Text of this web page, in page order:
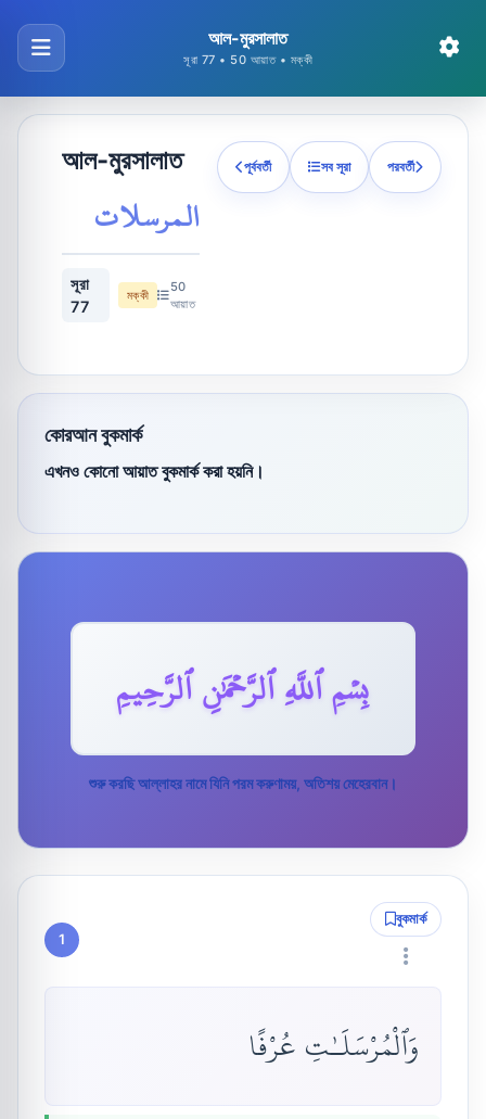
আল-মুরসালাত
সূরা 77 • 50 আয়াত • মক্কী
আল-মুরসালাত
المرسلات
সূরা
77
মক্কী
50
আয়াত
পূর্ববর্তী সব সূরা পরবর্তী
কোরআন বুকমার্ক
এখনও কোনো আয়াত বুকমার্ক করা হয়নি।
بِسۡمِ ٱللَّهِ ٱلرَّحۡمَٰنِ ٱلرَّحِيمِ
শুরু করছি আল্লাহর নামে যিনি পরম করুণাময়, অতিশয় মেহেরবান।
1
বুকমার্ক
وَٱلْمُرْسَلَـٰتِ عُرْفًا